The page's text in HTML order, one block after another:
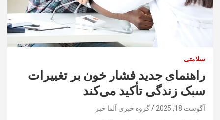
سلامتی
راهنمای جدید فشار خون بر تغییرات
سبک زندگی تأکید می‌کند
آگوست 18, 2025 گروه خبری آلما خبر